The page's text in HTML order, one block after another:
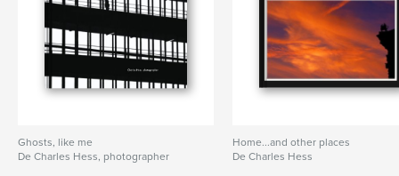
Ghosts, like me
De Charles Hess, photographer
Home...and other places
De Charles Hess